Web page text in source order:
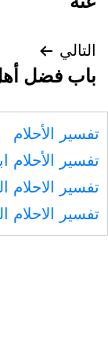
التالي
باب فضل
تفسير الأحلام
تفسير الأحلام
تفسير
تفسير